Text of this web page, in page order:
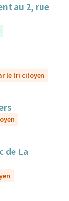
au 2, rue
le tri citoyen
de La